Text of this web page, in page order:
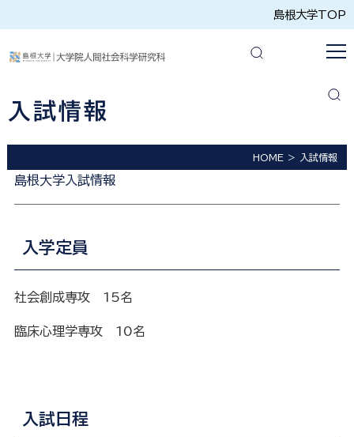
島根大学TOP
入試情報
HOME 入試情報
島根大学入試情報
入学定員
社会創成専攻 15名
臨床心理学専攻 10名
入試日程